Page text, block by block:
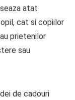
atat
cat si copiilor
prietenilor
sau
de cadouri